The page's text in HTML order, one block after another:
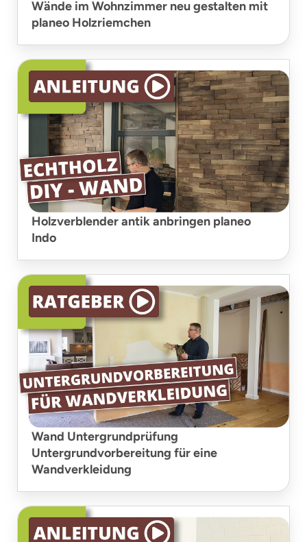
Wände im Wohnzimmer neu gestalten mit
planeo Holzriemchen
Holzverblender antik anbringen planeo
Indo
Wand Untergrundprüfung
Untergrundvorbereitung für eine
Wandverkleidung